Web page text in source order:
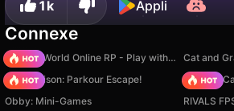
1k Appli
Connexe
Sprunki World Online RP - Play with Friends!
Cat and
Barry Prison: Parkour Escape!
Piece of
Obby: Mini-Games
RIVALS